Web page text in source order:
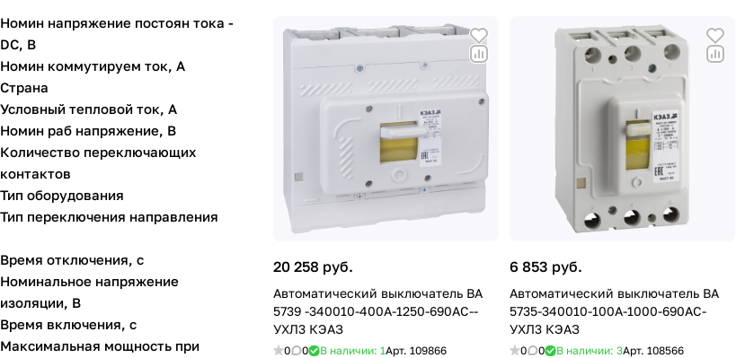
20 258 руб.
Автоматический выключатель ВА
5739 -340010-400А-1250-690АС--
УХЛ3 КЭАЗ
0 0 В наличии: 1Арт. 109866
6 853 руб.
Автоматический выключатель ВА
5735-340010-100А-1000-690АС-
УХЛ3 КЭАЗ
0 0 В наличии: 3Арт. 108566
Номин напряжение постоян тока -
DC, В
Номин коммутируем ток, А
Страна
Условный тепловой ток, А
Номин раб напряжение, В
Количество переключающих
контактов
Тип оборудования
Тип переключения направления
Время отключения, с
Номинальное напряжение
изоляции, В
Время включения, с
Максимальная мощность при